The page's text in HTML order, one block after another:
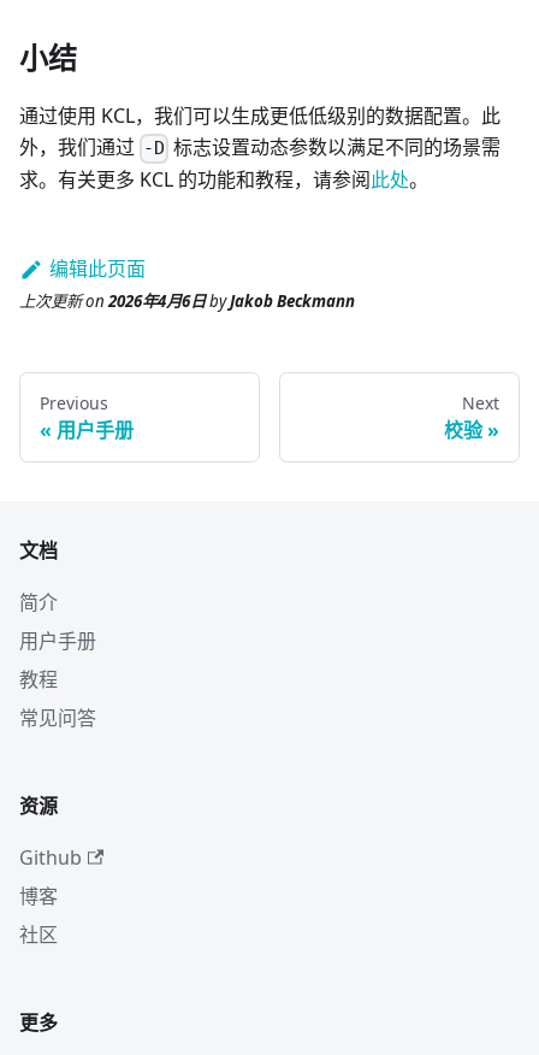
小结
通过使用 KCL，我们可以生成更低低级别的数据配置。此
外，我们通过 -D 标志设置动态参数以满足不同的场景需
求。有关更多 KCL 的功能和教程，请参阅此处。
编辑此页面
上次更新on2026年4月6日byJakob Beckmann
Previous
用户手册
Next
校验
文档
简介
用户手册
教程
常见问答
资源
Github
博客
社区
更多